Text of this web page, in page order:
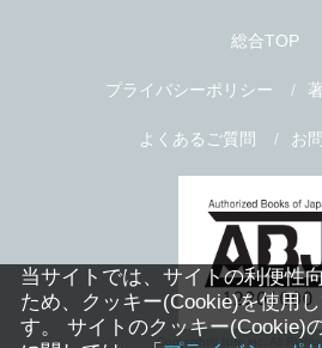
総合TOP
プライバシーポリシー
よくあるご質問 お
Copyright© libre inc. All Rights
当サイトでは、サイトの利便性
ため、クッキー(Cookie)を使用し
す。 サイトのクッキー(Cookie)